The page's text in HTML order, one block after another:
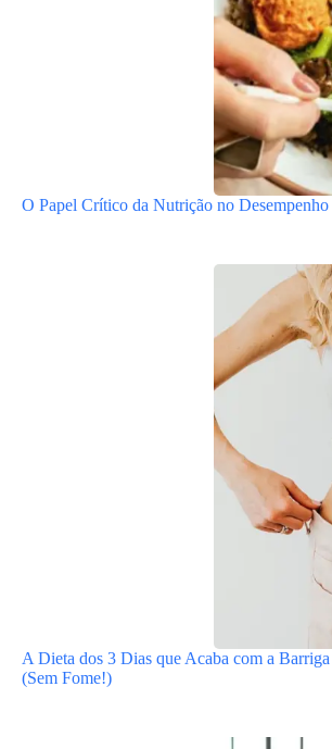
O Papel Crítico da Nutrição no
A Dieta dos 3 Dias que Acaba com a
(Sem Fome!)